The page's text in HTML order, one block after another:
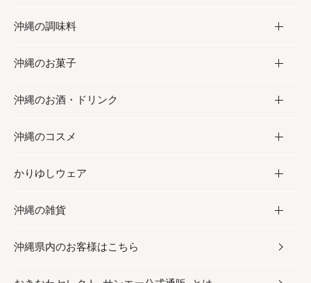
フルーツ・野菜
お肉
海産物
加工食品
缶詰／パウチ
沖縄料理
沖縄そば／乾麺
レトルト食品
乾物／粉類
沖縄の調味料
調味料
砂糖／黒砂糖
塩
お酢／ドレッシング
しょうゆ
みそ
沖縄のお菓子
お菓子
黒糖
ちんすこう
伝統菓子
スナック
沖縄のお酒・ドリンク
お酒・ドリンク
泡盛
ビール・チューハイ
ワイン・ウィスキー・カクテル
沖縄のコスメ
コスメ
スキンケア
ボディケア
かりゆしウェア
かりゆしウェア
メンズ
沖縄の雑貨
雑貨
沖縄県内のお客様はこちら